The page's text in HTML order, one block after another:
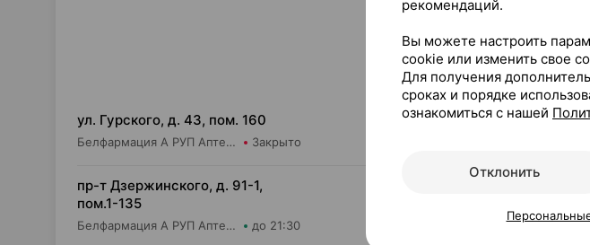
148
ул. Гурского, д. 43, пом. 160
Белфармация А РУП Аптека №11 Закрыто
15,75 р. уточняйте
пр-т Дзержинского, д. 91-1,
пом.1-135
Белфармация А РУП Аптека №109 до 21:30
рекомендаций.
Вы можете настроить
cookie или изменить свое
Для получения
сроках и порядке
ознакомиться с нашей
Отклонить